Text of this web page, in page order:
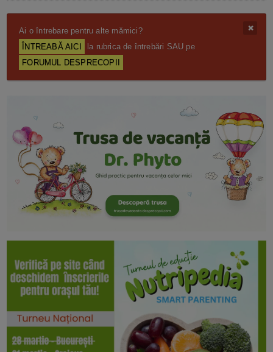
Ai o întrebare pentru alte mămici?
ÎNTREABĂ AICI
la rubrica de întrebări SAU pe
FORUMUL DESPRECOPII